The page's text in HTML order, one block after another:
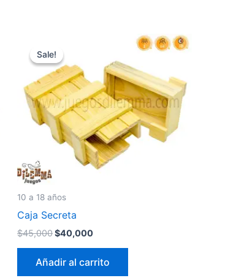
Sale!
Sale!
10 a 18 años
Caja Secreta
$45,000
precio
original
era:
$45,000.
$40,000
actual
es:
$40,000.
Añadir al carrito